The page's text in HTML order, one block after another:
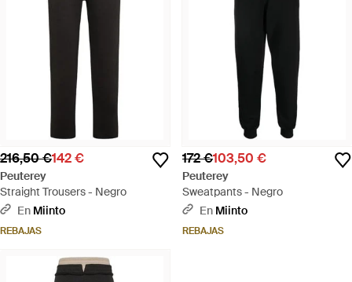
216,50 €142 €
Peuterey
Straight Trousers - Negro
En Miinto
REBAJAS
172 €103,50 €
Peuterey
Sweatpants - Negro
En Miinto
REBAJAS